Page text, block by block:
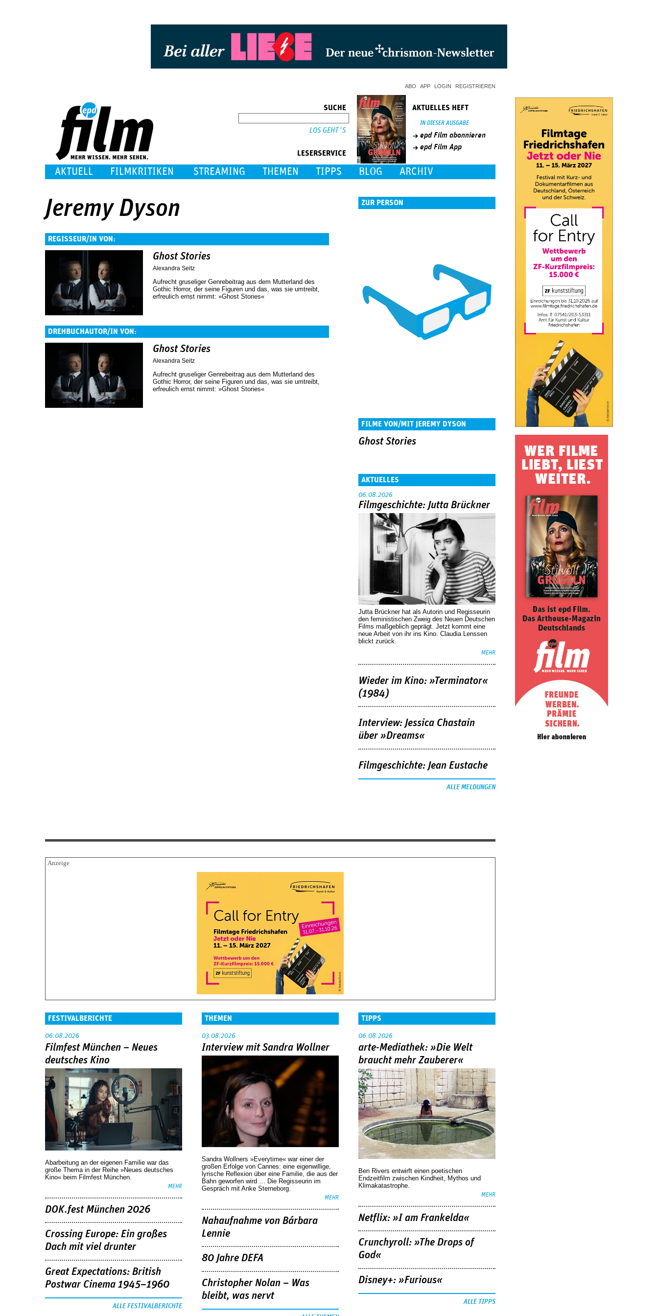
ABO APP LOGIN REGISTRIEREN
SUCHE
LESERSERVICE
AKTUELLES HEFT
IN DIESER AUSGABE
epd Film abonnieren
epd Film App
AKTUELL FILMKRITIKEN STREAMING THEMEN TIPPS BLOG ARCHIV
Jeremy Dyson
REGISSEUR/IN VON:
Ghost Stories
Alexandra Seitz
Aufrecht gruseliger Genrebeitrag aus dem Mutterland des
Gothic Horror, der seine Figuren und das, was sie umtreibt,
erfreulich ernst nimmt: »Ghost Stories«
DREHBUCHAUTOR/IN VON:
Ghost Stories
Alexandra Seitz
Aufrecht gruseliger Genrebeitrag aus dem Mutterland des
Gothic Horror, der seine Figuren und das, was sie umtreibt,
erfreulich ernst nimmt: »Ghost Stories«
ZUR PERSON
FILME VON/MIT JEREMY DYSON
Ghost Stories
AKTUELLES
06.08.2026
Filmgeschichte: Jutta Brückner
Jutta Brückner hat als Autorin und Regisseurin
den feministischen Zweig des Neuen Deutschen
Films maßgeblich geprägt. Jetzt kommt eine
neue Arbeit von ihr ins Kino. Claudia Lenssen
blickt zurück.
MEHR
Wieder im Kino: »Terminator«
(1984)
Interview: Jessica Chastain
über »Dreams«
Filmgeschichte: Jean Eustache
ALLE MELDUNGEN
FESTIVALBERICHTE
06.08.2026
Filmfest München – Neues
deutsches Kino
Abarbeitung an der eigenen Familie war das
große Thema in der Reihe »Neues deutsches
Kino« beim Filmfest München.
MEHR
DOK.fest München 2026
Crossing Europe: Ein großes
Dach mit viel drunter
Great Expectations: British
Postwar Cinema 1945–1960
ALLE FESTIVALBERICHTE
THEMEN
03.08.2026
Interview mit Sandra Wollner
Sandra Wollners »Everytime« war einer der
großen Erfolge von Cannes: eine eigenwillige,
lyrische Reflexion über eine ­Familie, die aus der
Bahn geworfen wird … Die Regisseurin im
Gespräch mit Anke Sterneborg.
MEHR
Nahaufnahme von Bárbara
Lennie
80 Jahre DEFA
Christopher Nolan – Was
bleibt, was nervt
TIPPS
06.08.2026
arte-Mediathek: »Die Welt
braucht mehr Zauberer«
Ben Rivers entwirft einen poetischen
Endzeitfilm zwischen Kindheit, Mythos und
Klimakatastrophe.
MEHR
Netflix: »I am Frankelda«
Crunchyroll: »The Drops of
God«
Disney+: »Furious«
ALLE TIPPS